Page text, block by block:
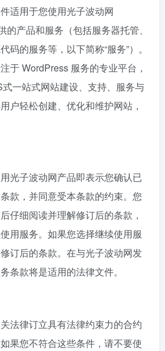
适用于您使用光子波动网
的产品和服务（包括服务器托管、
码的服务等，以下简称“服务”）。
于 WordPress 服务的专业平台，
一站式网站建设、支持、服务与
户轻松创建、优化和维护网站，
光子波动网产品即表示您确认已
款，并同意受本条款的约束。您
仔细阅读并理解修订后的条款，
用服务。如果您选择继续使用服
订后的条款。在与光子波动网发
条款将是适用的法律文件。
法律订立具有法律约束力的合约
果您不符合这些条件，请不要使